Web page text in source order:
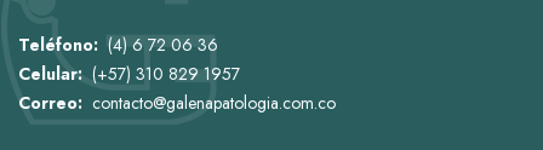
Teléfono: (4) 6 72 06 36
Celular: (+57) 310 829 1957
Correo: contacto@galenapatologia.com.co